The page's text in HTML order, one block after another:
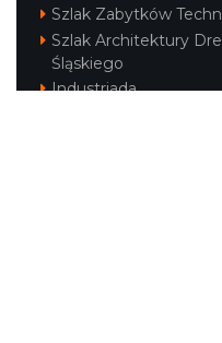
Szlak Zabytków
Szlak Architektury
Śląskiego
Industriada